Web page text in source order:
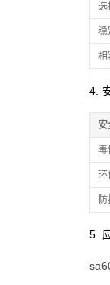
选
稳
相
4.
安
毒
环
5.